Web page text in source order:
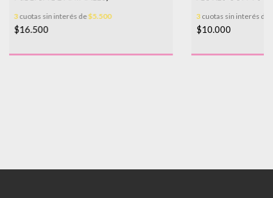
3cuotas sin interés de$5.500
$16.500
3cuotas sin interés de
$10.000